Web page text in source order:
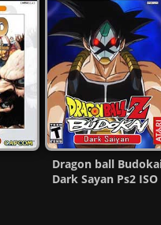
Dragon ball
Dark Sayan Ps2 ISO